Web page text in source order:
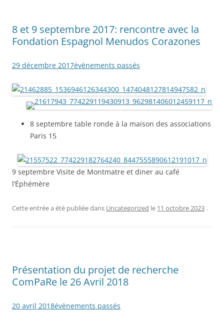
8 et 9 septembre 2017: rencontre avec la
Fondation Espagnol Menudos Corazones
29 décembre 2017évènements passés
8 septembre table ronde à la maison des associations
Paris 15
9 septembre Visite de Montmatre et diner au café
l’Éphémère
Cette entrée a été publiée dans Uncategorized le 11 octobre 2023 .
Présentation du projet de recherche
ComPaRe le 26 Avril 2018
20 avril 2018évènements passés